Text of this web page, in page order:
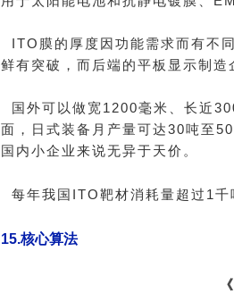
ITO膜的厚度因功能需求而有不
鲜有突破，而后端的平板显示制
国外可以做宽1200毫米、长近
面，日式装备月产量可达30吨至
国内小企业来说无异于天价。
每年我国ITO靶材消耗量超过1
15.核心算法